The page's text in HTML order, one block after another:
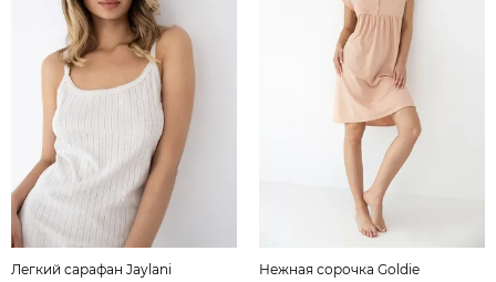
Легкий сарафан Jaylani Нежная сорочка Goldie